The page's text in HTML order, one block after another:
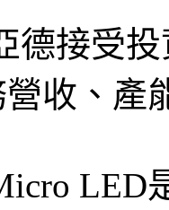
德接受
收、產
LED